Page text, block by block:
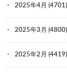
2025年4月 (4701)
2025年3月 (4800)
2025年2月 (4419)